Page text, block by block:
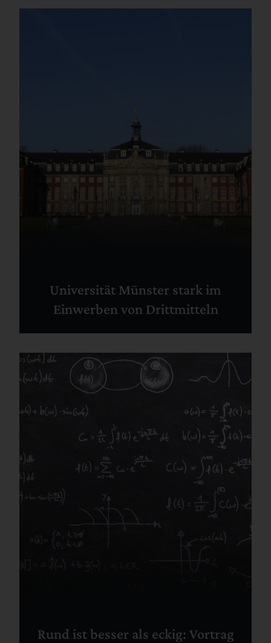
Universität Münster stark im
Einwerben von Drittmitteln
Rund ist besser als eckig: Vortrag